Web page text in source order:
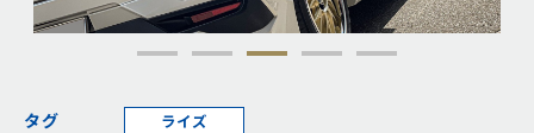
タグ ライズ